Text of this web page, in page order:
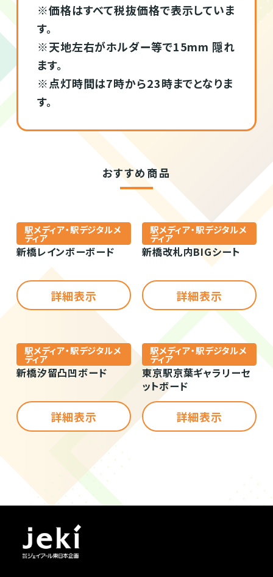
※価格はすべて税抜価格で表示していま
す。
※天地左右がホルダー等で15mm 隠れ
ます。
※点灯時間は7時から23時までとなりま
す。
おすすめ商品
駅メディア・駅デジタルメ
ディア
新橋レインボーボード
詳細表示
駅メディア・駅デジタルメ
ディア
新橋改札内BIGシート
詳細表示
駅メディア・駅デジタルメ
ディア
新橋汐留凸凹ボード
詳細表示
駅メディア・駅デジタルメ
ディア
東京駅京葉ギャラリーセ
ットボード
詳細表示